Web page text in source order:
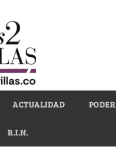
ACTUALIDAD PODER
R.I.N.